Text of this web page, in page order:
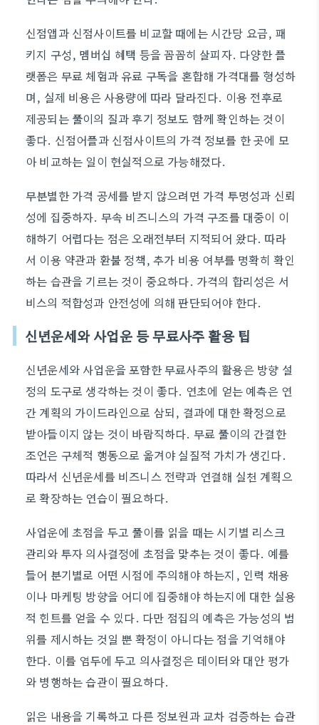
신점앱과 신점사이트를 비교할 때에는 시간당 요금, 패
키지 구성, 멤버십 혜택 등을 꼼꼼히 살피자. 다양한 플
랫폼은 무료 체험과 유료 구독을 혼합해 가격대를 형성하
며, 실제 비용은 사용량에 따라 달라진다. 이용 전후로
제공되는 풀이의 질과 후기 정보도 함께 확인하는 것이
좋다. 신점어플과 신점사이트의 가격 정보를 한 곳에 모
아 비교하는 일이 현실적으로 가능해졌다.
무분별한 가격 공세를 받지 않으려면 가격 투명성과 신뢰
성에 집중하자. 무속 비즈니스의 가격 구조를 대중이 이
해하기 어렵다는 점은 오래전부터 지적되어 왔다. 따라
서 이용 약관과 환불 정책, 추가 비용 여부를 명확히 확인
하는 습관을 기르는 것이 중요하다. 가격의 합리성은 서
비스의 적합성과 안전성에 의해 판단되어야 한다.
신년운세와 사업운 등 무료사주 활용 팁
신년운세와 사업운을 포함한 무료사주의 활용은 방향 설
정의 도구로 생각하는 것이 좋다. 연초에 얻는 예측은 연
간 계획의 가이드라인으로 삼되, 결과에 대한 확정으로
받아들이지 않는 것이 바람직하다. 무료 풀이의 간결한
조언은 구체적 행동으로 옮겨야 실질적 가치가 생긴다.
따라서 신년운세를 비즈니스 전략과 연결해 실천 계획으
로 확장하는 연습이 필요하다.
사업운에 초점을 두고 풀이를 읽을 때는 시기별 리스크
관리와 투자 의사결정에 초점을 맟추는 것이 좋다. 예를
들어 분기별로 어떤 시점에 주의해야 하는지, 인력 채용
이나 마케팅 방향을 어디에 집중해야 하는지에 대한 실용
적 힌트를 얻을 수 있다. 다만 점집의 예측은 가능성의 범
위를 제시하는 것일 뿐 확정이 아니다는 점을 기억해야
한다. 이를 염두에 두고 의사결정은 데이터와 대안 평가
와 병행하는 습관이 필요하다.
읽은 내용을 기록하고 다른 정보원과 교차 검증하는 습관